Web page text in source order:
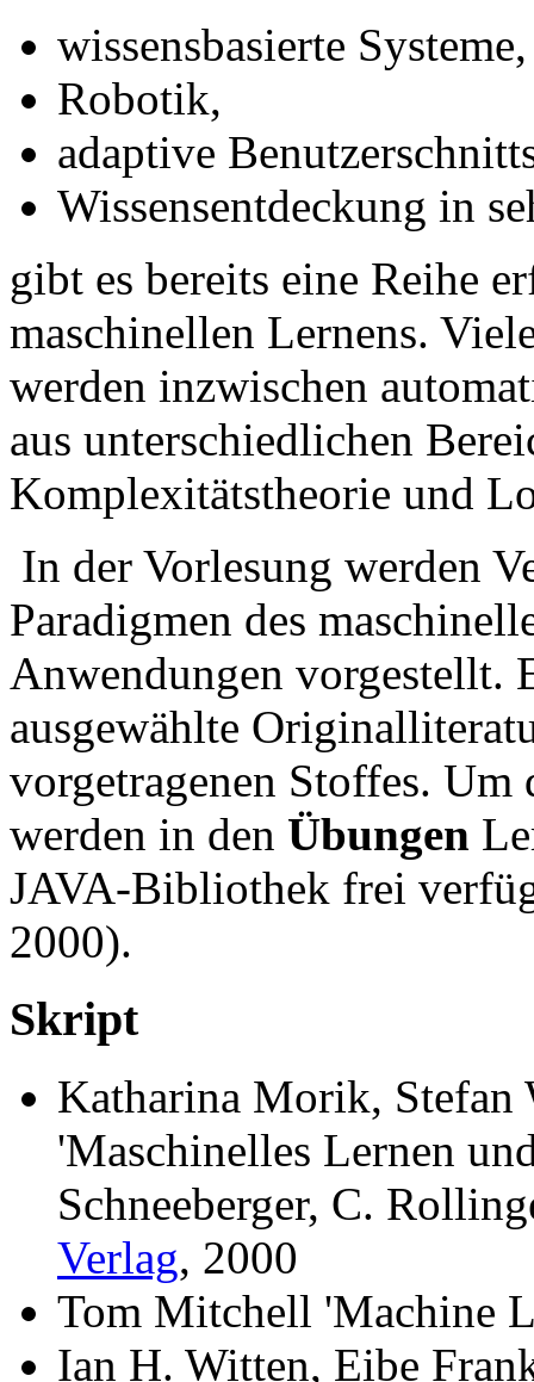
wissensbasierte Systeme,
Robotik,
adaptive
Wissensentdeckung in
gibt es bereits eine Reihe
maschinellen Lernens.
werden inzwischen
aus unterschiedlichen
Komplexitätstheorie und
In der Vorlesung werden
Paradigmen des
Anwendungen vorgestellt.
ausgewählte
vorgetragenen Stoffes. Um
werden in den Übungen
JAVA-Bibliothek frei
2000).
Skript
Katharina Morik, Stefan
'Maschinelles Lernen
Schneeberger, C.
Verlag, 2000
Tom Mitchell 'Machine
Ian H. Witten, Eibe